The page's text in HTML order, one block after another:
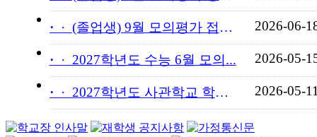
· (졸업생) 9월 모의평가 접수... 2026-06-
· 2027학년도 수능 6월 모의... 2026-05-
· 2027학년도 사관학교 학교장... 2026-05-